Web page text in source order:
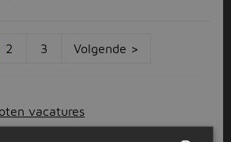
2 3 Volgende >
vacatures